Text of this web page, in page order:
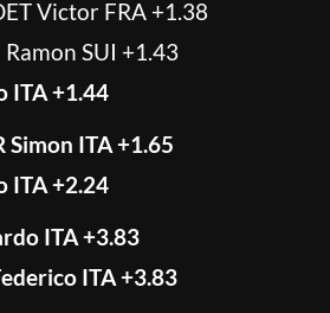
Victor FRA +1.38
Ramon SUI +1.43
ITA +1.44
Simon ITA +1.65
ITA +2.24
ITA +3.83
ITA +3.83